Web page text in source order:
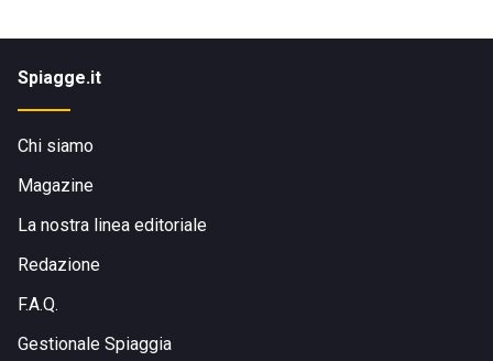
Spiagge.it
Chi siamo
Magazine
La nostra linea editoriale
Redazione
F.A.Q.
Gestionale Spiaggia